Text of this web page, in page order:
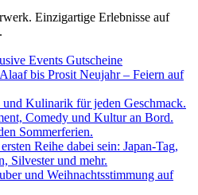
Einzigartige Erlebnisse auf
Events Gutscheine
bis Prosit Neujahr – Feiern auf
und Kulinarik für jeden Geschmack.
Comedy und Kultur an Bord.
Sommerferien.
Reihe dabei sein: Japan-Tag,
Silvester und mehr.
und Weihnachtsstimmung auf